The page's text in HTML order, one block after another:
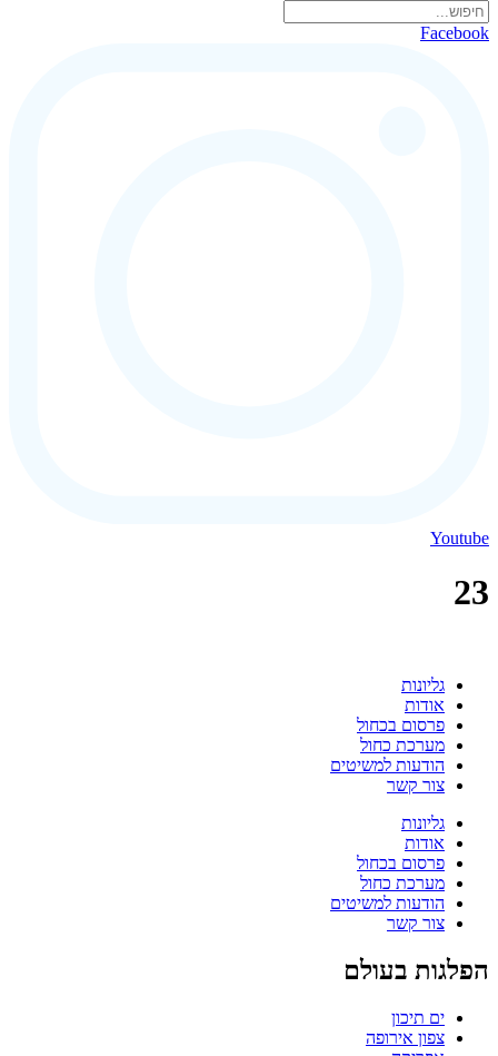
Facebook
Youtube
23
גליונות
אודות
פרסום בכחול
מערכת כחול
הודעות למשיטים
צור קשר
גליונות
אודות
פרסום בכחול
מערכת כחול
הודעות למשיטים
צור קשר
הפלגות בעולם
ים תיכון
צפון אירופה